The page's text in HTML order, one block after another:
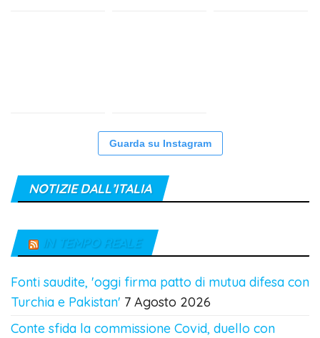
Guarda su Instagram
NOTIZIE DALL’ITALIA
IN TEMPO REALE
Fonti saudite, 'oggi firma patto di mutua difesa con
Turchia e Pakistan' 7 Agosto 2026
Conte sfida la commissione Covid, duello con